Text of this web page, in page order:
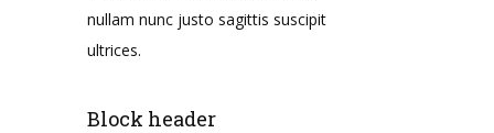
nullam nunc justo sagittis suscipit
ultrices.
Block header